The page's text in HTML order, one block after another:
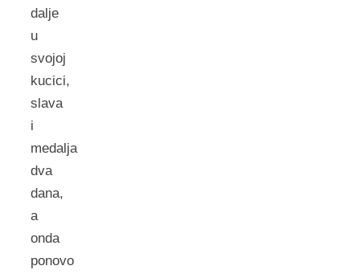
dalje
u
svojoj
kucici,
slava
i
medalja
dva
dana,
a
onda
ponovo